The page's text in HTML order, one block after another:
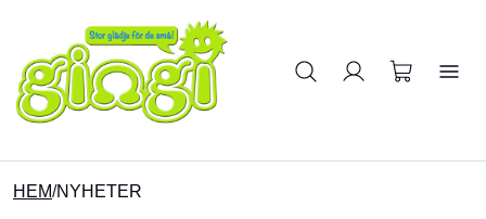
Sök på produkter
HEM/NYHETER